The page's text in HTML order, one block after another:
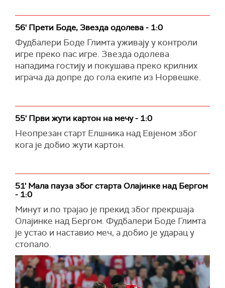
56' Прети Боде, Звезда одолева - 1:0
Фудбалери Боде Глимта уживају у контроли
игре преко пас игре. Звезда одолева
нападима гостију и покушава преко крилних
играча да допре до гола екипе из Норвешке.
55' Први жути картон на мечу - 1:0
Неопрезан старт Елшника над Евјеном због
кога је добио жути картон.
51' Мала пауза због старта Олајинке над Бергом
- 1:0
Минут и по трајао је прекид због прекршаја
Олајинке над Бергом. Фудбалери Боде Глимта
је устао и наставио меч, а добио је ударац у
стопало.